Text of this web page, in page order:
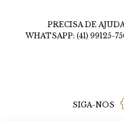
PRECISA DE
WHATSAPP: (41) 99125-
SIGA-NOS